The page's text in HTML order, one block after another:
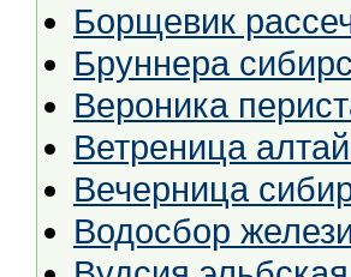
Борщевик
Бруннера
Вероника
Ветреница
Вечерница
Водосбор